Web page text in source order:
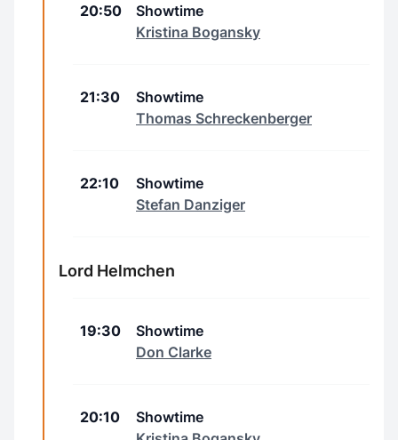
20:50
Showtime
Kristina Bogansky
21:30
Showtime
Thomas Schreckenberger
22:10
Showtime
Stefan Danziger
Lord Helmchen
19:30
Showtime
Don Clarke
20:10
Showtime